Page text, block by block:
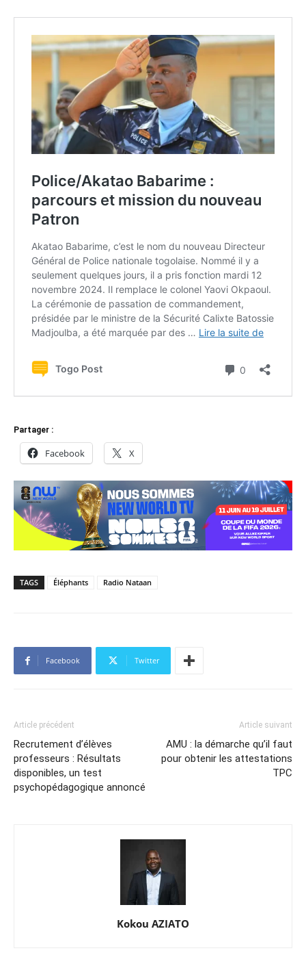
Partager :
Facebook X
TAGS Éléphants Radio Nataan
Facebook Twitter
Article précédent
Recrutement d’élèves
professeurs : Résultats
disponibles, un test
psychopédagogique annoncé
Article suivant
AMU : la démarche qu’il faut
pour obtenir les attestations
TPC
Kokou AZIATO